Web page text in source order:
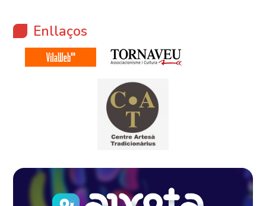
Enllaços